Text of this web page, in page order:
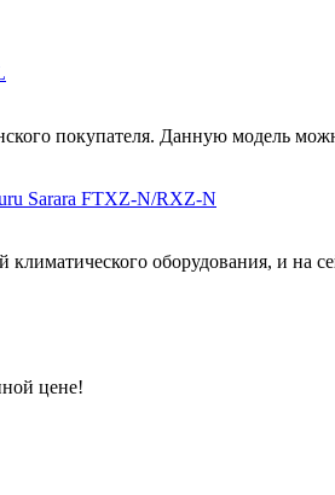
покупателя. Данную модель
Sarara FTXZ-N/RXZ-N
оборудования, и на
цене!